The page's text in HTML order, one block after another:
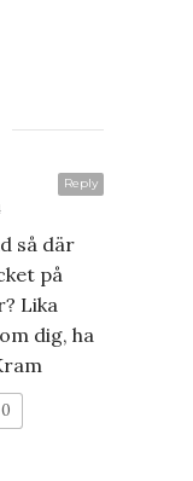
Reply
så där
på
Lika
dig, ha
0